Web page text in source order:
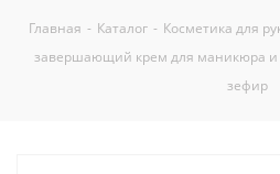
Главная - Каталог - Косметика для
завершающий крем для маникюра
зефир